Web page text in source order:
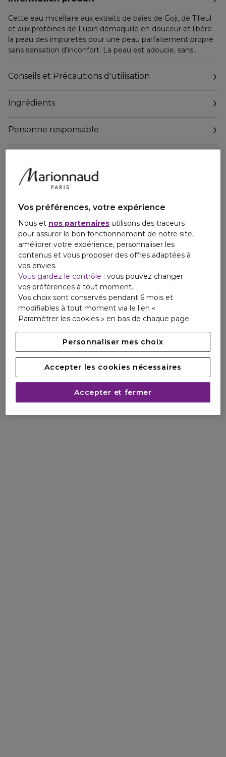
Cette eau micellaire aux extraits de baies de Goji, de Tilleul
et aux protéines de Lupin démaquille en douceur et libère
la peau des impuretés pour une peau parfaitement propre
sans sensation d’inconfort. La peau est adoucie, sans
Testé sous contrôles dermatologique & ophtalmologique
sur peaux sensibles / Sans alcool
Conseils et Précautions d'utilisation
Ingrédients
Personne responsable
Email
Vos préférences, votre expérience
Nous et nos partenaires utilisons des traceurs
pour assurer le bon fonctionnement de notre site,
améliorer votre expérience, personnaliser les
contenus et vous proposer des offres adaptées à
vos envies.
Vous gardez le contrôle : vous pouvez changer
vos préférences à tout moment.
Vos choix sont conservés pendant 6 mois et
modifiables à tout moment via le lien «
Paramétrer les cookies » en bas de chaque page.
Personnaliser mes choix
Accepter les cookies nécessaires
Accepter et fermer